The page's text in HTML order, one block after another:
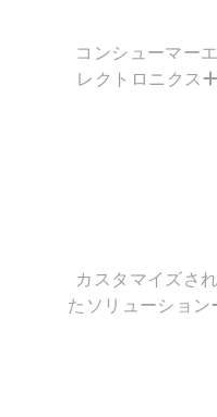
コンシューマーエ
レクトロニクス
カスタマイズされ
たソリューション